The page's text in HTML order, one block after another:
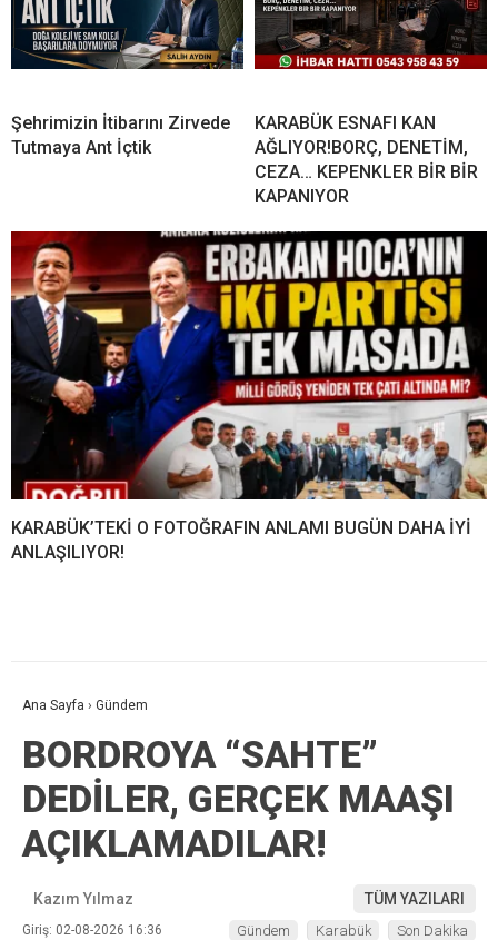
Şehrimizin İtibarını Zirvede
Tutmaya Ant İçtik
KARABÜK ESNAFI KAN
AĞLIYOR!BORÇ, DENETİM,
CEZA… KEPENKLER BİR BİR
KAPANIYOR
KARABÜK’TEKİ O FOTOĞRAFIN ANLAMI BUGÜN DAHA İYİ
ANLAŞILIYOR!
Ana Sayfa › Gündem
BORDROYA “SAHTE”
DEDİLER, GERÇEK MAAŞI
AÇIKLAMADILAR!
Kazım Yılmaz TÜM YAZILARI
Giriş: 02-08-2026 16:36
Gündem Karabük Son Dakika